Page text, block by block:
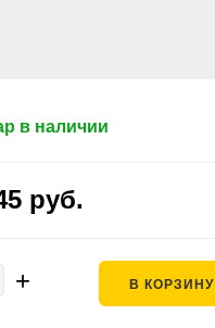
в наличии
руб.
+ В КОРЗИНУ